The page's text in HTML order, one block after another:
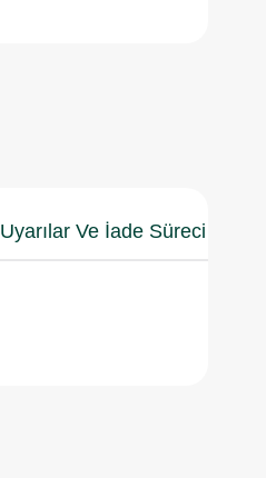
Uyarılar Ve İade Süreci